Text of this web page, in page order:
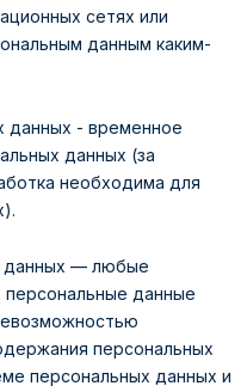
сетях или
данным каким-
данных - временное
данных (за
необходима для
данных — любые
персональные данные
персональных
персональных данных и